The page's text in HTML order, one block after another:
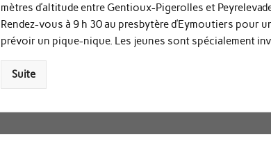
mètres d’altitude entre Gentioux-Pigerolles et
Rendez-vous à 9 h 30 au presbytère d’Eymoutiers pour
prévoir un pique-nique. Les jeunes sont spécialement
Suite